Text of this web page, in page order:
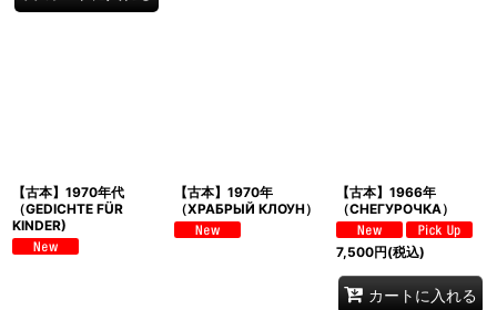
【古本】1970年代
（GEDICHTE FÜR
KINDER)
【古本】1970年
（ХРАБРЫЙ КЛОУН）
【古本】1966年
（СНЕГУРОЧКА）
7,500円(税込)
カートに入れる